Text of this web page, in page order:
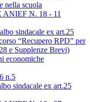
nella scuola
N. 18 - 11
sindacale ex art.25
“Recupero RPD” per
e Supplenze Brevi)
economiche
n.5
sindacale ex art.25